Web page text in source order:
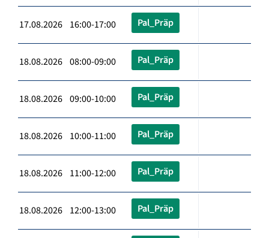
17.08.2026 16:00-17:00 Pal_Präp
18.08.2026 08:00-09:00 Pal_Präp
18.08.2026 09:00-10:00 Pal_Präp
18.08.2026 10:00-11:00 Pal_Präp
18.08.2026 11:00-12:00 Pal_Präp
18.08.2026 12:00-13:00 Pal_Präp